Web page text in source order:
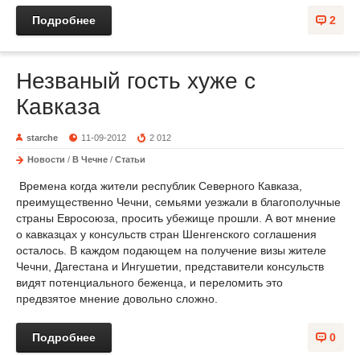
2
Подробнее
Незваный гость хуже с
Кавказа
starche 11-09-2012 2 012
Новости / В Чечне / Статьи
Времена когда жители республик Северного Кавказа,
преимущественно Чечни, семьями уезжали в благополучные
страны Евросоюза, просить убежище прошли. А вот мнение
о кавказцах у консульств стран Шенгенского соглашения
осталось. В каждом подающем на получение визы жителе
Чечни, Дагестана и Ингушетии, представители консульств
видят потенциального беженца, и переломить это
предвзятое мнение довольно сложно.
0
Подробнее